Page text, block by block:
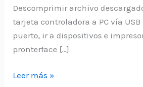
Descomprimir archivo
tarjeta controladora a PC vía
puerto, ir a dispositivos e
pronterface […]
Trabajar
Leer más »